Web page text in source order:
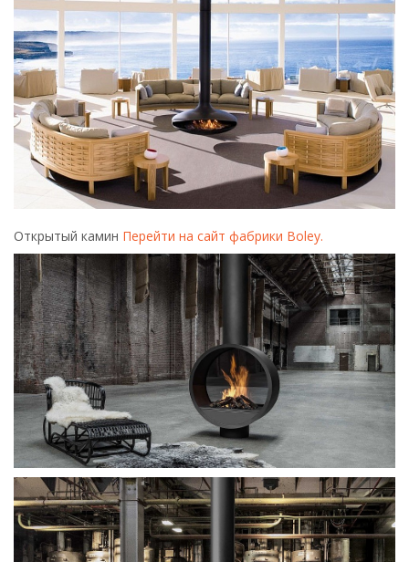
Открытый камин Перейти на сайт фабрики Boley.